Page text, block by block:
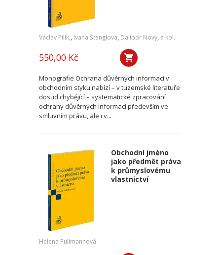
Václav Pilík,, Ivana Štenglová, Dalibor Nový, a kol.
550,00 Kč
Monografie Ochrana důvěrných informací v
obchodním styku nabízí – v tuzemské literatuře
dosud chybějící – systematické zpracování
ochrany důvěrných informací především ve
smluvním právu, ale i v...
Obchodní jméno
jako předmět práva
k průmyslovému
vlastnictví
Helena Pullmannová